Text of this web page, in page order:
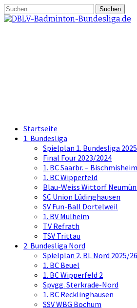
Springe
zum
Suchen
nach:
Startseite
1. Bundesliga
Spielplan 1. Bundesliga
Final Four 2023/2024
1. BC Saarbr. – Bischmisheim
1. BC Wipperfeld
Blau-Weiss Wittorf
SC Union Lüdinghausen
SV Fun-Ball Dortelweil
1. BV Mülheim
TV Refrath
TSV Trittau
2. Bundesliga Nord
Spielplan 2. BL Nord 2025/26
1. BC Beuel
1. BC Wipperfeld 2
Spvgg. Sterkrade-Nord
1. BC Recklinghausen
SSV WBG Bochum